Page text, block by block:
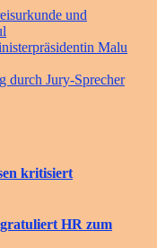
und
Malu
durch Jury-Sprecher
kritisiert
gratuliert HR zum